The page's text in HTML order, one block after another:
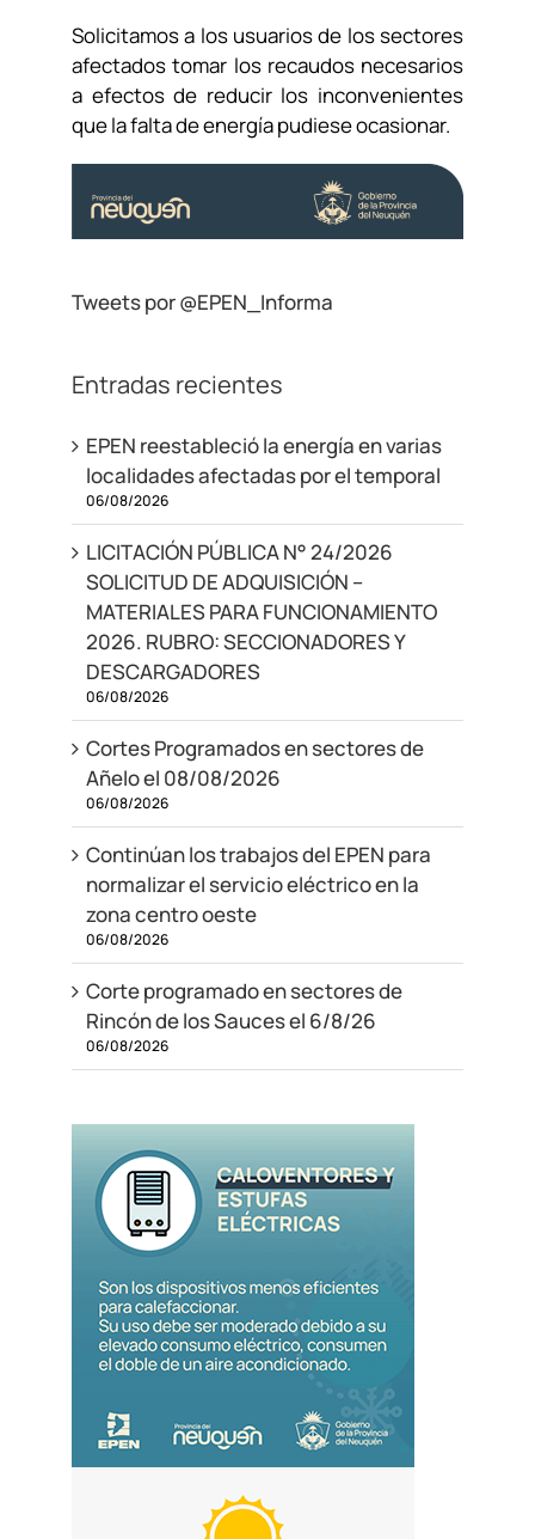
Solicitamos a los usuarios de los sectores
afectados tomar los recaudos necesarios
a efectos de reducir los inconvenientes
que la falta de energía pudiese ocasionar.
Tweets por @EPEN_Informa
Entradas recientes
EPEN reestableció la energía en varias
localidades afectadas por el temporal
06/08/2026
LICITACIÓN PÚBLICA N° 24/2026
SOLICITUD DE ADQUISICIÓN –
MATERIALES PARA FUNCIONAMIENTO
2026. RUBRO: SECCIONADORES Y
DESCARGADORES
06/08/2026
Cortes Programados en sectores de
Añelo el 08/08/2026
06/08/2026
Continúan los trabajos del EPEN para
normalizar el servicio eléctrico en la
zona centro oeste
06/08/2026
Corte programado en sectores de
Rincón de los Sauces el 6/8/26
06/08/2026